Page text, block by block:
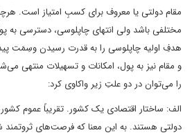
مقام دولتی یا معروف برای کسبِ امتیاز است.
مختلفی باشد ولی انتهای چاپلوسی، دسترسی به
هدفِ اولیه چاپلوسی را به قدرت رسیدن وسِمَت
و مقام نیز به پول، امکانات و تسهیلات منتهی
را می‌توان در دو علتِ زیر واکاوی کرد:
الف: ساختار اقتصادی یک کشور. تقریباً عموم
دولتی هستند. به این معنا که فرصت‌های